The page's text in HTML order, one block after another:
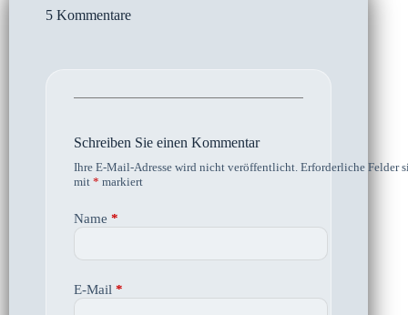
5 Kommentare
Schreiben Sie einen Kommentar
Ihre E-Mail-Adresse wird nicht veröffentlicht. Erforderliche Felder
mit * markiert
Name *
E-Mail *